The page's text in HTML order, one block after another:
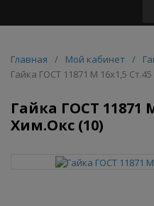
Главная / Мой кабинет /
Гайка ГОСТ 11871 M 16x1,5
Гайка ГОСТ 11871
Хим.Окс (10)